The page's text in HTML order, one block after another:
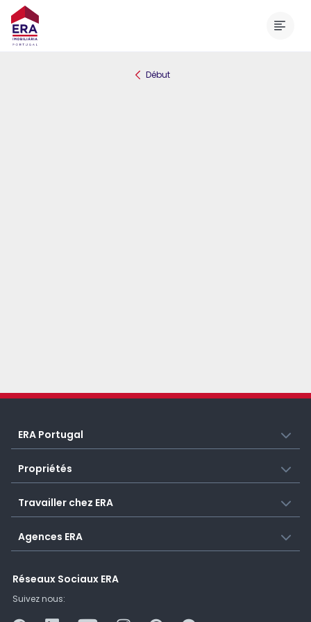
Début
ERA Portugal
Propriétés
Travailler chez ERA
Agences ERA
Réseaux Sociaux ERA
Suivez nous: